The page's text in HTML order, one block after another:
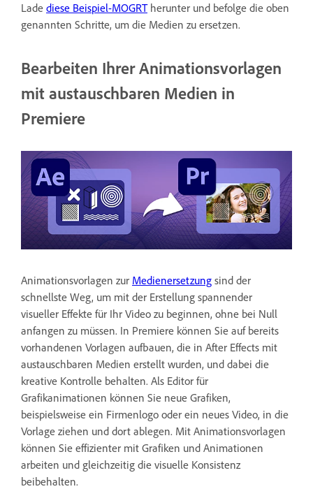
Lade diese Beispiel-MOGRTherunter und befolge die oben
genannten Schritte, um die Medien zu ersetzen.
Bearbeiten Ihrer Animationsvorlagen
mit austauschbaren Medien in
Premiere
Animationsvorlagen zur Medienersetzung sind der
schnellste Weg, um mit der Erstellung spannender
visueller Effekte für Ihr Video zu beginnen, ohne bei Null
anfangen zu müssen. In Premiere können Sie auf bereits
vorhandenen Vorlagen aufbauen, die in After Effects mit
austauschbaren Medien erstellt wurden, und dabei die
kreative Kontrolle behalten. Als Editor für
Grafikanimationen können Sie neue Grafiken,
beispielsweise ein Firmenlogo oder ein neues Video, in die
Vorlage ziehen und dort ablegen. Mit Animationsvorlagen
können Sie effizienter mit Grafiken und Animationen
arbeiten und gleichzeitig die visuelle Konsistenz
beibehalten.